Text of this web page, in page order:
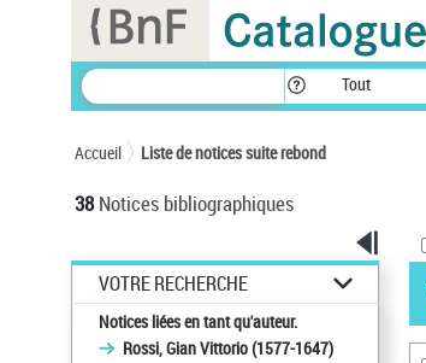
Tout
Accueil Liste de notices suite rebond
38Notices bibliographiques
VOTRE RECHERCHE
Notices liées en tant qu'auteur.
Rossi, Gian Vittorio (1577-1647)
Panneau de gestion des cookies